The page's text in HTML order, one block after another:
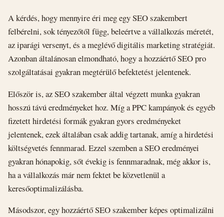
A kérdés, hogy mennyire éri meg egy SEO szakembert
felbérelni, sok tényezőtől függ, beleértve a vállalkozás méretét,
az iparági versenyt, és a meglévő digitális marketing stratégiát.
Azonban általánosan elmondható, hogy a hozzáértő SEO pro
szolgáltatásai gyakran megtérülő befektetést jelentenek.
Először is, az SEO szakember által végzett munka gyakran
hosszú távú eredményeket hoz. Míg a PPC kampányok és egyéb
fizetett hirdetési formák gyakran gyors eredményeket
jelentenek, ezek általában csak addig tartanak, amíg a hirdetési
költségvetés fennmarad. Ezzel szemben a SEO eredményei
gyakran hónapokig, sőt évekig is fennmaradnak, még akkor is,
ha a vállalkozás már nem fektet be közvetlenül a
keresőoptimalizálásba.
Másodszor, egy hozzáértő SEO szakember képes optimalizálni